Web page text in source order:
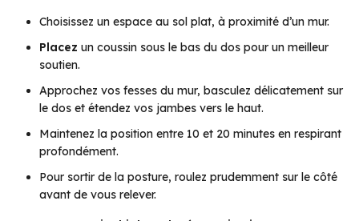
Choisissez un espace au sol plat, à proximité d’un mur.
Placez un coussin sous le bas du dos pour un meilleur
soutien.
Approchez vos fesses du mur, basculez délicatement sur
le dos et étendez vos jambes vers le haut.
Maintenez la position entre 10 et 20 minutes en respirant
profondément.
Pour sortir de la posture, roulez prudemment sur le côté
avant de vous relever.